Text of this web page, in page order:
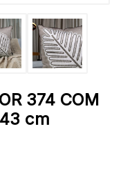
374 COM
cm